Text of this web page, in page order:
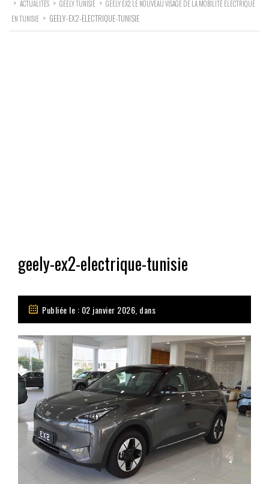
> ACTUALITÉS > GEELY TUNISIE > GEELY EX2, LE NOUVEAU VISAGE DE LA MOBILITÉ ÉLECTRIQUE
EN TUNISIE > GEELY-EX2-ELECTRIQUE-TUNISIE
geely-ex2-electrique-tunisie
Publiée le : 02 janvier 2026, dans